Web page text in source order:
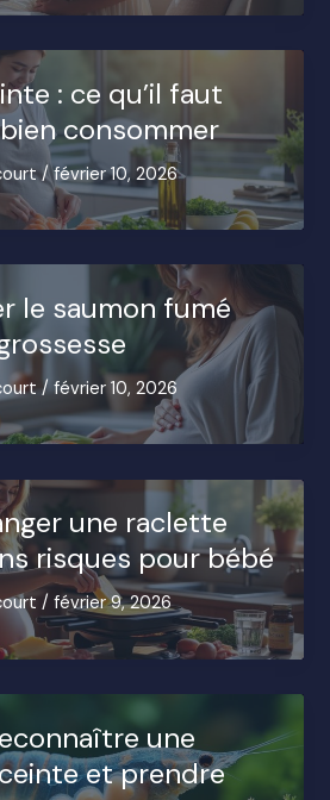
: ce qu’il faut
consommer
/février 10, 2026
le saumon fumé
/février 10, 2026
une raclette
risques pour bébé
/février 9, 2026
une
et prendre